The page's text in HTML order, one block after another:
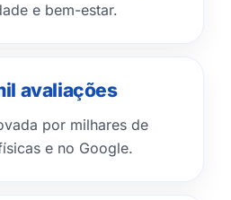
e bem-estar.
avaliações
por milhares de
e no Google.